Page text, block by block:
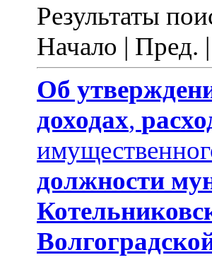
Результаты
Начало | Пред. |
Об
доходах,
должности